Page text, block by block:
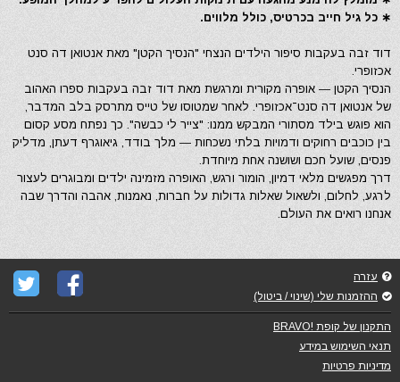
∗ כל גיל חייב בכרטיס, כולל מלווים.
דוד זבה בעקבות סיפור הילדים הנצחי "הנסיך הקטן" מאת אנטואן דה סנט
אכזופרי.
הנסיך הקטן — אופרה מקורית ומרגשת מאת דוד זבה בעקבות ספרו האהוב
של אנטואן דה סנט־אכזופרי. לאחר שמטוסו של טייס מתרסק בלב המדבר,
הוא פוגש בילד מסתורי המבקש ממנו: "צייר לי כבשה". כך נפתח מסע קסום
בין כוכבים רחוקים ודמויות בלתי נשכחות — מלך בודד, גיאוגרף דעתן, מדליק
פנסים, שועל חכם ושושנה אחת מיוחדת.
דרך מפגשים מלאי דמיון, הומור ורגש, האופרה מזמינה ילדים ומבוגרים לעצור
לרגע, לחלום, ולשאול שאלות גדולות על חברות, נאמנות, אהבה והדרך שבה
אנחנו רואים את העולם.
עזרה
ההזמנות שלי (שינוי / ביטול)
התקנון של קופת !BRAVO
תנאי השימוש במידע
מדיניות פרטיות